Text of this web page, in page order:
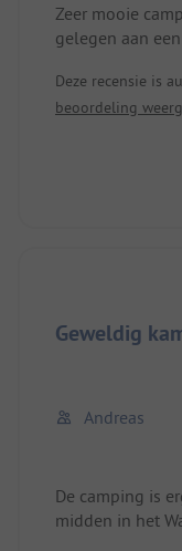
Zeer mooie
gelegen aan
wandelpaden.
Deze recensie is
beoordeling
Geweldig
Andreas
De camping is
midden in het